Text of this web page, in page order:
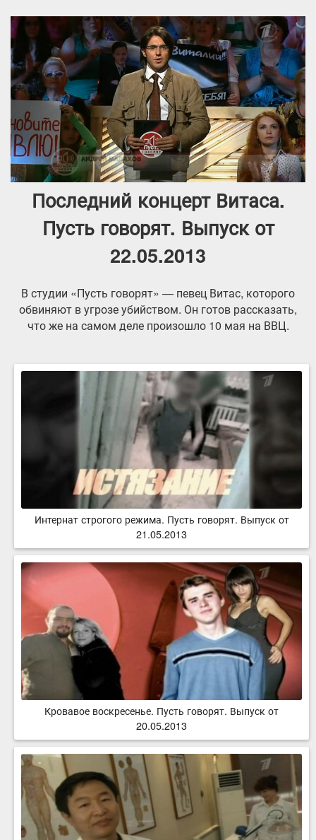
Последний концерт Витаса.
Пусть говорят. Выпуск от
22.05.2013
В студии «Пусть говорят» — певец Витас, которого
обвиняют в угрозе убийством. Он готов рассказать,
что же на самом деле произошло 10 мая на ВВЦ.
Интернат строгого режима. Пусть говорят. Выпуск от
21.05.2013
Кровавое воскресенье. Пусть говорят. Выпуск от
20.05.2013